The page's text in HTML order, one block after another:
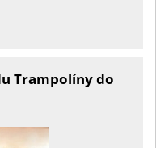
Trampolíny do